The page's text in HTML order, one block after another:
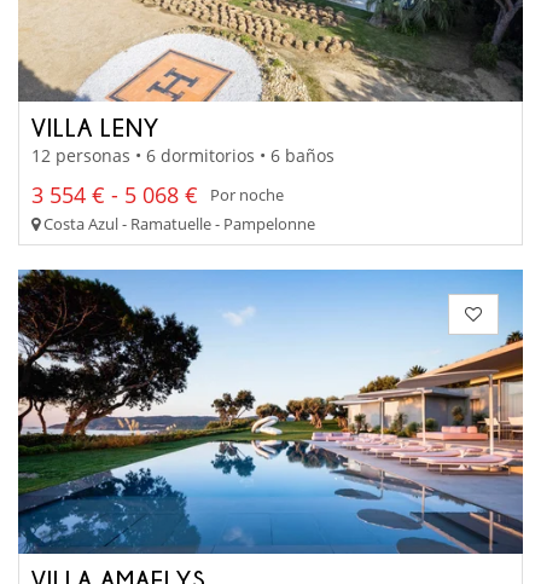
VILLA LENY
12 personas • 6 dormitorios • 6 baños
3 554 € - 5 068 €
Por noche
Costa Azul - Ramatuelle - Pampelonne